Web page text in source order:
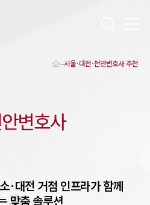
서울·대전·천안변호사 추천
변호사
·대전 거점 인프라가 함께
맞춤 솔루션